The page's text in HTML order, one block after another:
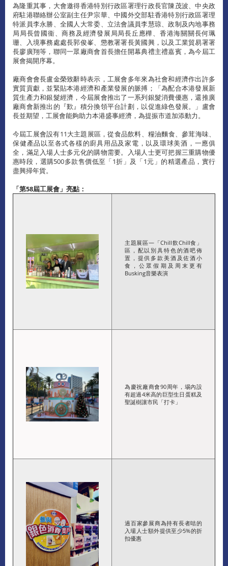
為隆重其事，大會邀得香港特別行政區署理行政長官陳茂波、中央政
府駐港聯絡辦公室副主任尹宗華、中國外交部駐香港特別行政區署理
特派員李永勝、全國人大常委、立法會議員李慧琼、政制及內地事務
局局長曾國衞、商務及經濟發展局局長丘應樺、香港海關關長何珮
珊、入境事務處處長郭俊峯、懲教署署長黃國興，以及工業貿易署署
長廖廣翔等，聯同一眾廠商會首長擔任開幕典禮主禮嘉賓，為今屆工
展會揭開序幕。
廠商會會長盧金榮致辭時表示，工展會多年來為社會和經濟作出許多
實質貢獻，並緊貼本港經濟和產業發展的脈搏；「為配合本港發展新
質生產力和銀髮經濟，今屆展會推出了一系列銀髮消費優惠，還推廣
廠商會新推出的『歎』積分換領平台計劃，以促進綠色發展。」盧會
長並期望，工展會能夠助力本港盛事經濟，為提振市道加添動力。
今屆工展會設有11大主題展區，從食品飲料、糧油麵食、參茸海味、
保健產品以至各式各樣的廚具用品及家電，以及環球美酒，一應俱
全，滿足入場人士多元化的購物需要。入場人士更可把握三重購物優
惠時段，選購500多款售價低至「1折」及「1元」的精選產品，實行
盡興掃年貨。
「第58屆工展會」亮點：
主題展區—「Chill飲Chill食」
區，配以別具特色的酒吧佈
置，提供多款美酒及佐酒小
食，公眾假期及周末更有
Busking音樂表演
為慶祝廠商會90周年，埸內設
有超過4米高的巨型生日蛋糕及
聖誕樹讓市民「打卡」
過百家參展商為持有長者咭的
入場人士額外提供至少5%的折
扣優惠